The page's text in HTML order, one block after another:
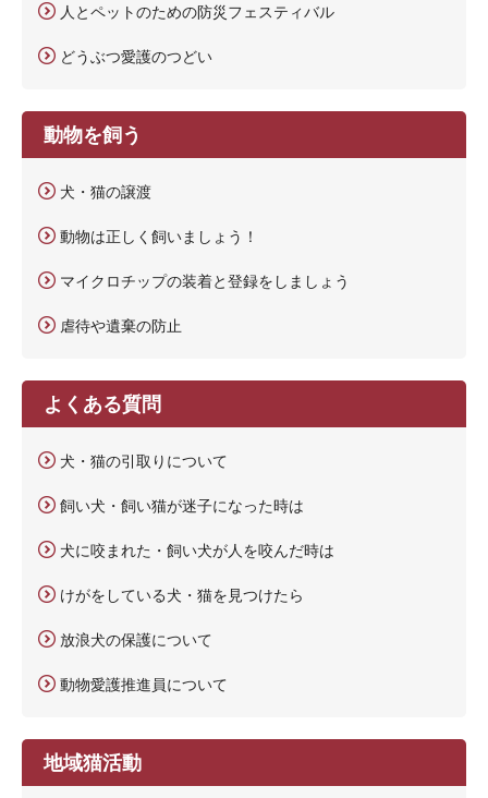
人とペットのための防災フェスティバル
どうぶつ愛護のつどい
動物を飼う
犬・猫の譲渡
動物は正しく飼いましょう！
マイクロチップの装着と登録をしましょう
虐待や遺棄の防止
よくある質問
犬・猫の引取りについて
飼い犬・飼い猫が迷子になった時は
犬に咬まれた・飼い犬が人を咬んだ時は
けがをしている犬・猫を見つけたら
放浪犬の保護について
動物愛護推進員について
地域猫活動